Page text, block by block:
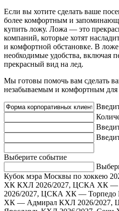
Если вы хотите сделать ваше
более комфортным и
купить ложу. Ложа — это
компаний, которые хотят
и комфортной обстановке. В ложе
необходимые удобства, включая
прекрасный вид на лед.
Мы готовы помочь вам сделать
незабываемым и комфортным для
Выберите событие
Кубок мэра Москвы по хоккею
ХК КХЛ 2026/2027, ЦСКА ХК —
2026/2027, ЦСКА ХК —
ХК — Адмирал КХЛ 2026/2027,